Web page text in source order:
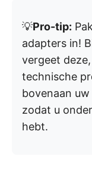
💡Pro-tip:
adapters in!
vergeet
technische
bovenaan
zodat u
hebt.